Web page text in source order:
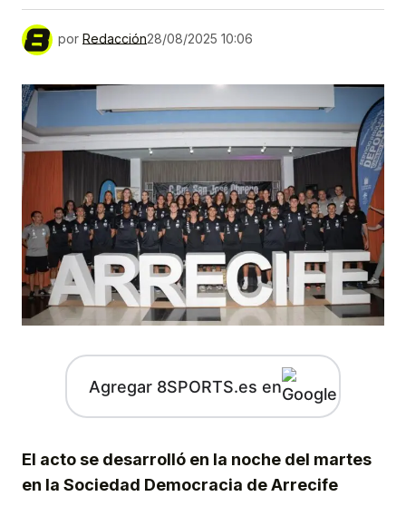
por Redacción28/08/2025 10:06
Agregar 8SPORTS.es en
El acto se desarrolló en la noche del martes
en la Sociedad Democracia de Arrecife